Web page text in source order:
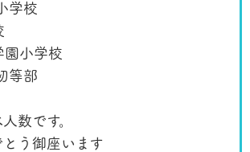
学校
園小学校
等部
数です。
う御座います